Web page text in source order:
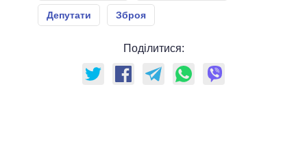
Депутати Зброя
Поділитися: